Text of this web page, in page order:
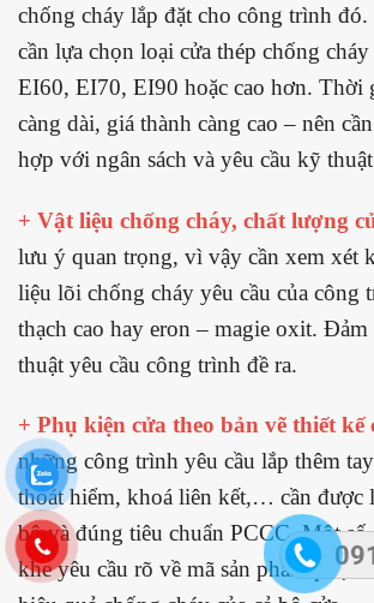
chống cháy lắp đặt cho công trình đó.
cần lựa chọn loại cửa thép chống
EI60, EI70, EI90 hoặc cao hơn. Thời
càng dài, giá thành càng cao – nên
hợp với ngân sách và yêu cầu kỹ
+ Vật liệu chống cháy, chất lượng
lưu ý quan trọng, vì vậy cần xem xét
liệu lõi chống cháy yêu cầu của công
thạch cao hay eron – magie oxit.
thuật yêu cầu công trình đề ra.
+ Phụ kiện cửa theo bản vẽ thiết
những công trình yêu cầu lắp thêm
thoát hiểm, khoá liên kết,… cần được
bộ và đúng tiêu chuẩn PCCC. Một
khe yêu cầu rõ về mã sản phẩm phụ